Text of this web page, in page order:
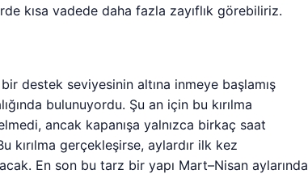
kısa vadede daha fazla zayıflık görebiliriz.
destek seviyesinin altına inmeye başlamış
bulunuyordu. Şu an için bu kırılma
ancak kapanışa yalnızca birkaç saat
kırılma gerçekleşirse, aylardır ilk kez
En son bu tarz bir yapı Mart–Nisan aylarında